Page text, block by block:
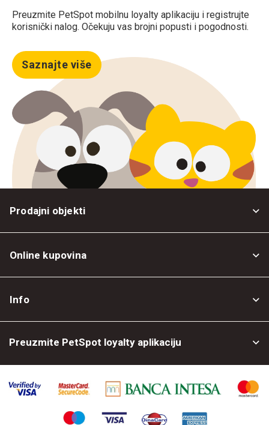
Preuzmite PetSpot mobilnu loyalty aplikaciju i registrujte
korisnički nalog. Očekuju vas brojni popusti i pogodnosti.
Saznajte više
Prodajni objekti
Online kupovina
Info
Preuzmite PetSpot loyalty aplikaciju